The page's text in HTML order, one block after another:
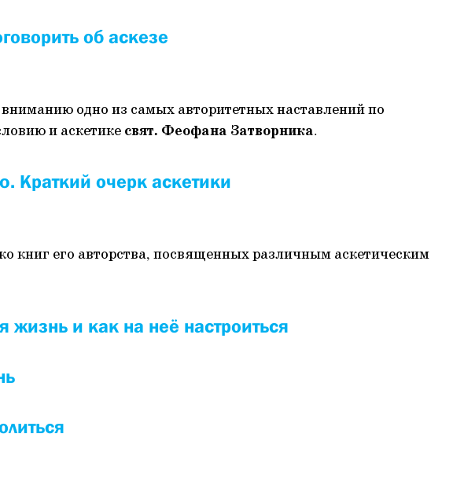
об аскезе
одно из самых авторитетных наставлений по
и аскетике свят. Феофана Затворника.
Краткий очерк аскетики
книг его авторства, посвященных различным аскетическим
жизнь и как на неё настроиться